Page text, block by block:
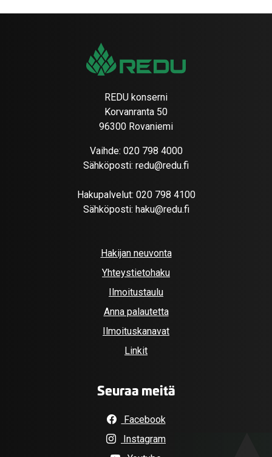
REDU konserni
Korvanranta 50
96300 Rovaniemi
Vaihde: 020 798 4000
Sähköposti: redu@redu.fi
Hakupalvelut: 020 798 4100
Sähköposti: haku@redu.fi
Hakijan neuvonta
Yhteystietohaku
Ilmoitustaulu
Anna palautetta
Ilmoituskanavat
Linkit
Seuraa meitä
Facebook
Instagram